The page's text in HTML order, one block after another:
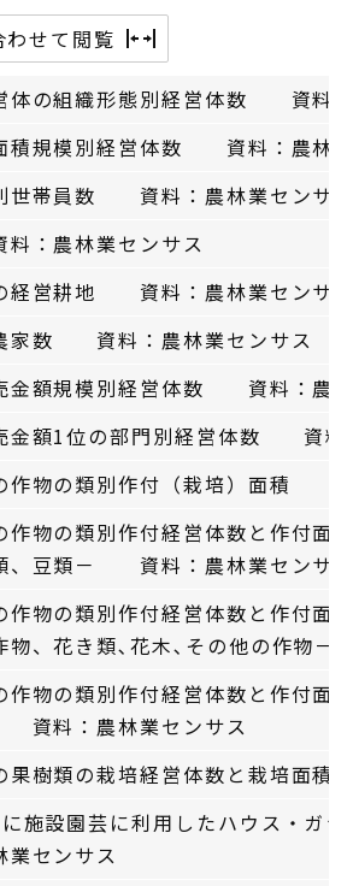
せて閲覧
体の組織形態別経営体数 資料
積規模別経営体数 資料：農林
世帯員数 資料：農林業センサ
農林業センサス
経営耕地 資料：農林業センサ
家数 資料：農林業センサス
金額規模別経営体数 資料：農
金額1位の部門別経営体数 資料
作物の類別作付（栽培）面積
作物の類別作付経営体数と作付面
、豆類－ 資料：農林業センサ
作物の類別作付経営体数と作付面
物、花き類､花木､その他の作物
作物の類別作付経営体数と作付面
料：農林業センサス
果樹類の栽培経営体数と栽培面
施設園芸に利用したハウス・ガ
業センサス